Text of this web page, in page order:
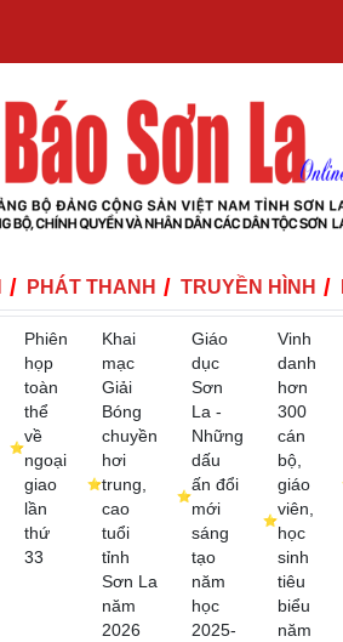
PHÁT THANH TRUYỀN HÌNH
Phiên
họp
toàn
thể
về
ngoại
giao
lần
thứ
33
Khai
mạc
Giải
Bóng
chuyền
hơi
trung,
cao
tuổi
tỉnh
Sơn La
năm
2026
Giáo
dục
Sơn
La -
Những
dấu
ấn đổi
mới
sáng
tạo
năm
học
2025-
Vinh
danh
hơn
300
cán
bộ,
giáo
viên,
học
sinh
tiêu
biểu
năm